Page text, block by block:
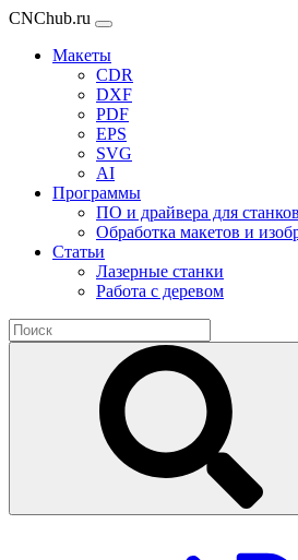
CNChub.ru
Макеты
CDR
DXF
PDF
EPS
SVG
AI
Программы
ПО и драйвера для
Обработка макетов и
Статьи
Лазерные станки
Работа с деревом